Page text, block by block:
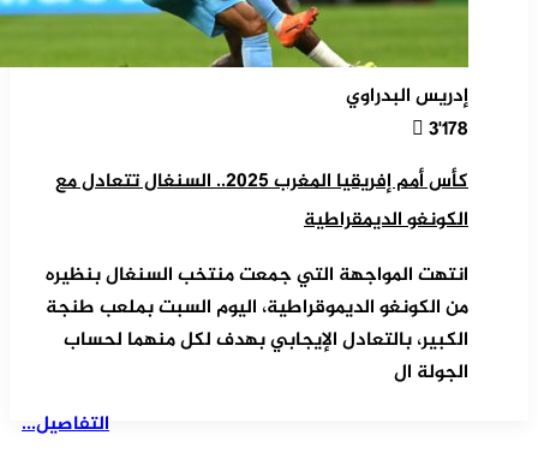
إدريس البدراوي
3٬178
كأس أمم إفريقيا المغرب 2025.. السنغال تتعادل مع
الكونغو الديمقراطية
انتهت المواجهة التي جمعت منتخب السنغال بنظيره
من الكونغو الديموقراطية، اليوم السبت بملعب طنجة
الكبير، بالتعادل الإيجابي بهدف لكل منهما لحساب
الجولة ال
التفاصيل...